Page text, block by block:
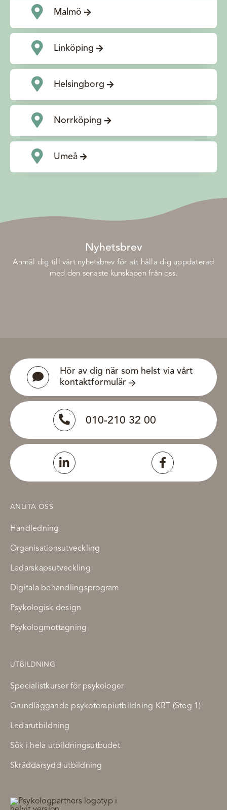
Malmö
Linköping
Helsingborg
Norrköping
Umeå
Nyhetsbrev
Anmäl dig till vårt nyhetsbrev för att hålla dig uppdaterad
med den senaste kunskapen från oss.
Hör av dig när som helst via vårt
kontaktformulär
010-210 32 00
ANLITA OSS
Handledning
Organisationsutveckling
Ledarskapsutveckling
Digitala behandlingsprogram
Psykologisk design
Psykologmottagning
UTBILDNING
Specialistkurser för psykologer
Grundläggande psykoterapiutbildning KBT (Steg 1)
Ledarutbildning
Sök i hela utbildningsutbudet
Skräddarsydd utbildning